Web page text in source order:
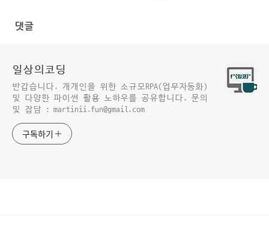
댓글
일상의코딩
반갑습니다. 개개인을 위한 소규모RPA(업무자동화)
및 다양한 파이썬 활용 노하우를 공유합니다. 문의
및 잡담 : martinii.fun@gmail.com
구독하기